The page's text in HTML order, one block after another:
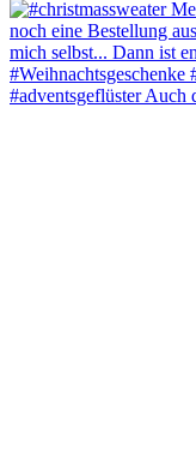
#adventsgeflüster Auch